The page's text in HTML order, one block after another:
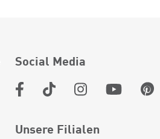
Social Media
Unsere Filialen